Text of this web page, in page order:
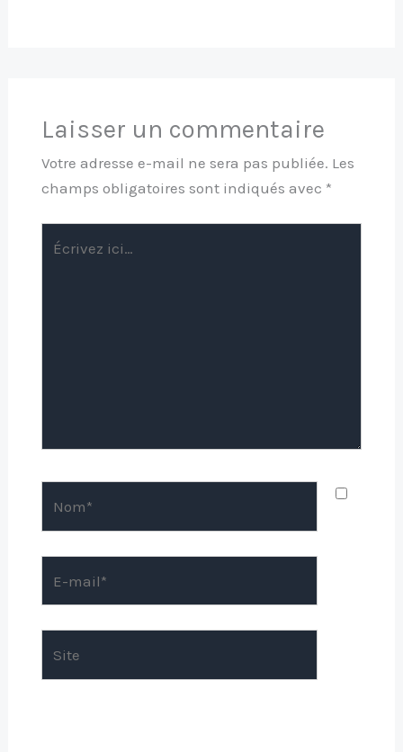
Laisser un commentaire
Votre adresse e-mail ne sera pas publiée. Les
champs obligatoires sont indiqués avec *
mail*